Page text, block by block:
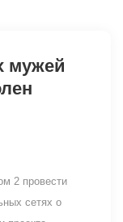
мужей
2 провести
сетях о